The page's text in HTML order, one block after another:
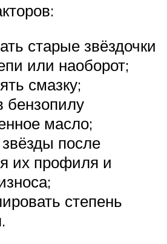
старые звёздочки
или наоборот;
смазку;
бензопилу
масло;
после
их профиля и
степень